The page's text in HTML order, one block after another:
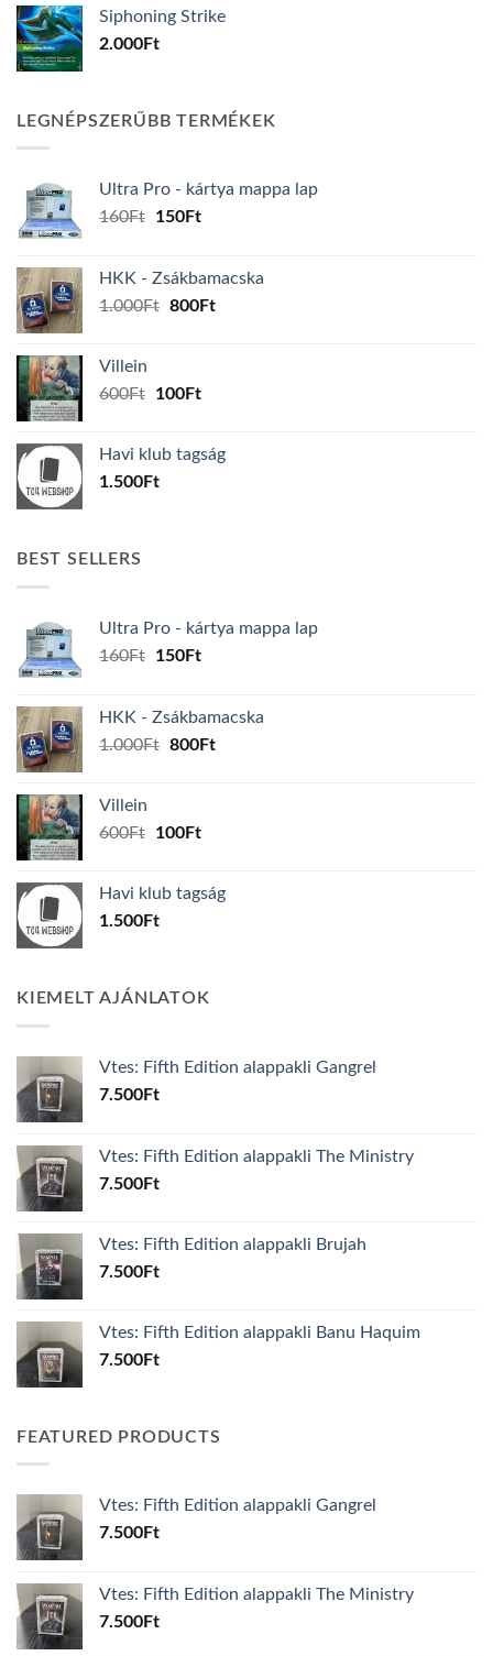
Siphoning Strike
2.000Ft
LEGNÉPSZERŰBB TERMÉKEK
Ultra Pro - kártya mappa lap
160Ft
Original
160Ft.
150FtCurrent
150Ft.
HKK - Zsákbamacska
1.000Ft Original
800FtCurrent
Villein
600Ft
Original
600Ft.
100FtCurrent
100Ft.
Havi klub tagság
1.500Ft
BEST SELLERS
Ultra Pro - kártya mappa lap
160Ft
Original
160Ft.
150FtCurrent
150Ft.
HKK - Zsákbamacska
1.000Ft Original
800FtCurrent
Villein
600Ft
Original
600Ft.
100FtCurrent
100Ft.
Havi klub tagság
1.500Ft
KIEMELT AJÁNLATOK
Vtes: Fifth Edition alappakli Gangrel
7.500Ft
Vtes: Fifth Edition alappakli The Ministry
7.500Ft
Vtes: Fifth Edition alappakli Brujah
7.500Ft
Vtes: Fifth Edition alappakli Banu Haquim
7.500Ft
FEATURED PRODUCTS
Vtes: Fifth Edition alappakli Gangrel
7.500Ft
Vtes: Fifth Edition alappakli The Ministry
7.500Ft